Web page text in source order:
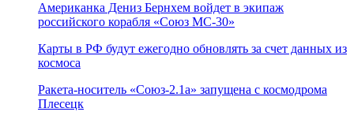
Американка Дениз Бернхем войдет в экипаж
российского корабля «Союз МС-30»
Карты в РФ будут ежегодно обновлять за счет данных из
космоса
Ракета-носитель «Союз-2.1а» запущена с космодрома
Плесецк